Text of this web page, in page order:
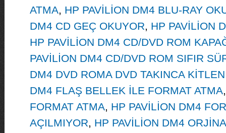
ATMA, HP PAVİLİON DM4 BLU-RAY
DM4 CD GEÇ OKUYOR, HP PAVİLİON
HP PAVİLİON DM4 CD/DVD ROM
PAVİLİON DM4 CD/DVD ROM SIFIR
DM4 DVD ROMA DVD TAKINCA
DM4 FLAŞ BELLEK İLE FORMAT ATMA
FORMAT ATMA, HP PAVİLİON DM4
AÇILMIYOR, HP PAVİLİON DM4